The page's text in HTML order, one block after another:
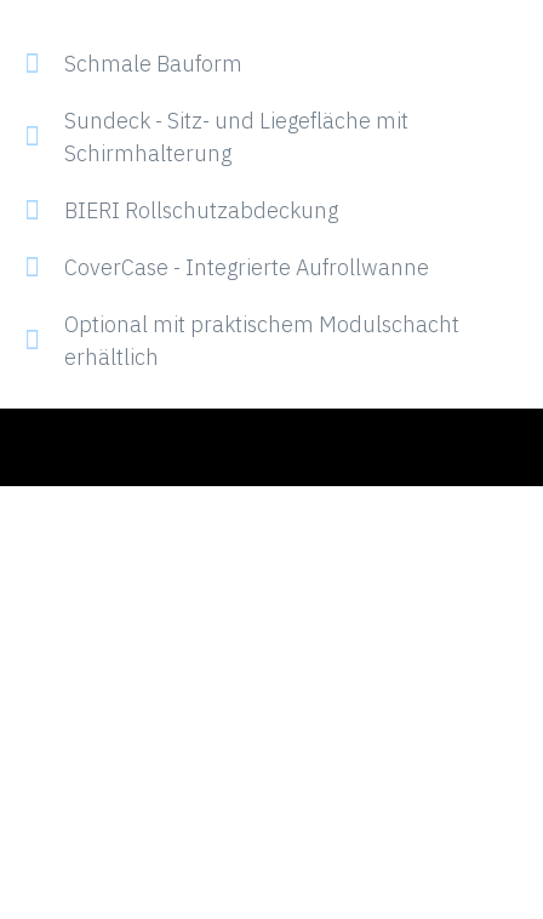
Schmale Bauform
Sundeck - Sitz- und Liegefläche mit
Schirmhalterung
BIERI Rollschutzabdeckung
CoverCase - Integrierte Aufrollwanne
Optional mit praktischem Modulschacht
erhältlich